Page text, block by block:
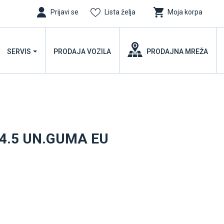
Prijavi se Lista želja Moja korpa
SERVIS PRODAJA VOZILA PRODAJNA MREŽA
UN.GUMA EU